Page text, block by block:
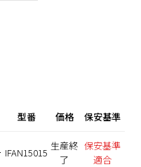
型番 価格 保安基準
IFAN15015
生産終
了
保安基準
適合